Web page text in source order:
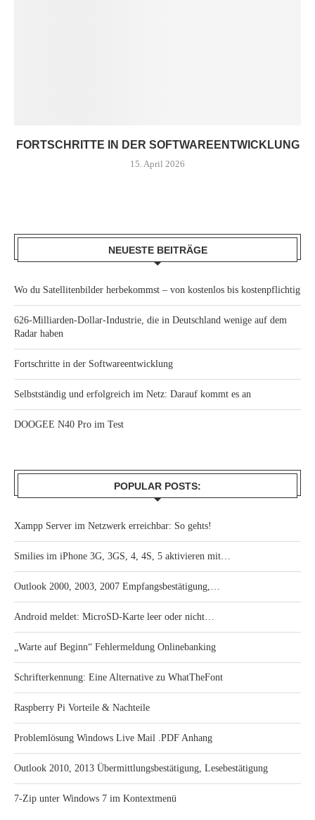
FORTSCHRITTE IN DER SOFTWAREENTWICKLUNG
15. April 2026
NEUESTE BEITRÄGE
Wo du Satellitenbilder herbekommst – von kostenlos bis kostenpflichtig
626-Milliarden-Dollar-Industrie, die in Deutschland wenige auf dem
Radar haben
Fortschritte in der Softwareentwicklung
Selbstständig und erfolgreich im Netz: Darauf kommt es an
DOOGEE N40 Pro im Test
POPULAR POSTS:
Xampp Server im Netzwerk erreichbar: So gehts!
Smilies im iPhone 3G, 3GS, 4, 4S, 5 aktivieren mit…
Outlook 2000, 2003, 2007 Empfangsbestätigung,…
Android meldet: MicroSD-Karte leer oder nicht…
„Warte auf Beginn“ Fehlermeldung Onlinebanking
Schrifterkennung: Eine Alternative zu WhatTheFont
Raspberry Pi Vorteile & Nachteile
Problemlösung Windows Live Mail .PDF Anhang
Outlook 2010, 2013 Übermittlungsbestätigung, Lesebestätigung
7-Zip unter Windows 7 im Kontextmenü